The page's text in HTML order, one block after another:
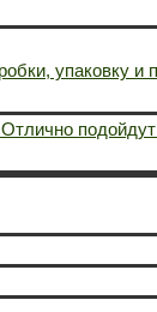
упаковку и